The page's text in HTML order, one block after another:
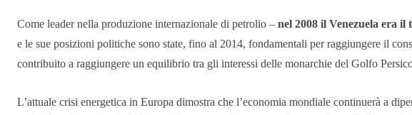
Come leader nella produzione internazionale di petrolio – nel 2008 il Venezuela era
e le sue posizioni politiche sono state, fino al 2014, fondamentali per raggiungere il
contribuito a raggiungere un equilibrio tra gli interessi delle monarchie del Golfo
L’attuale crisi energetica in Europa dimostra che l’economia mondiale continuerà a